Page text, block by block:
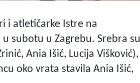
i atletičarke Istre na
subotu u Zagrebu. Srebra su
Ania Išić, Lucija Višković),
oko vrata stavila Ania Išić,